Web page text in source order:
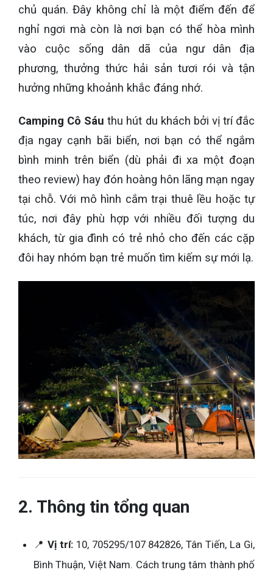
chủ quán. Đây không chỉ là một điểm đến để
nghỉ ngơi mà còn là nơi bạn có thể hòa mình
vào cuộc sống dân dã của ngư dân địa
phương, thưởng thức hải sản tươi rói và tận
hưởng những khoảnh khắc đáng nhớ.
Camping Cô Sáu thu hút du khách bởi vị trí đắc
địa ngay cạnh bãi biển, nơi bạn có thể ngắm
bình minh trên biển (dù phải đi xa một đoạn
theo review) hay đón hoàng hôn lãng mạn ngay
tại chỗ. Với mô hình cắm trại thuê lều hoặc tự
túc, nơi đây phù hợp với nhiều đối tượng du
khách, từ gia đình có trẻ nhỏ cho đến các cặp
đôi hay nhóm bạn trẻ muốn tìm kiếm sự mới lạ.
2. Thông tin tổng quan
📍 Vị trí:10, 705295/107 842826, Tân Tiến, La Gi,
Bình Thuận, Việt Nam. Cách trung tâm thành phố